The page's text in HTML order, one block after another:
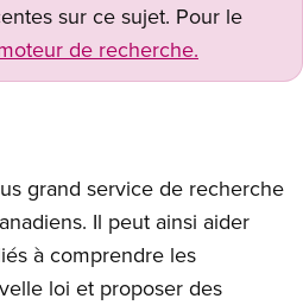
sur ce sujet. Pour le
de recherche.
grand service de recherche
Il peut ainsi aider
à comprendre les
loi et proposer des